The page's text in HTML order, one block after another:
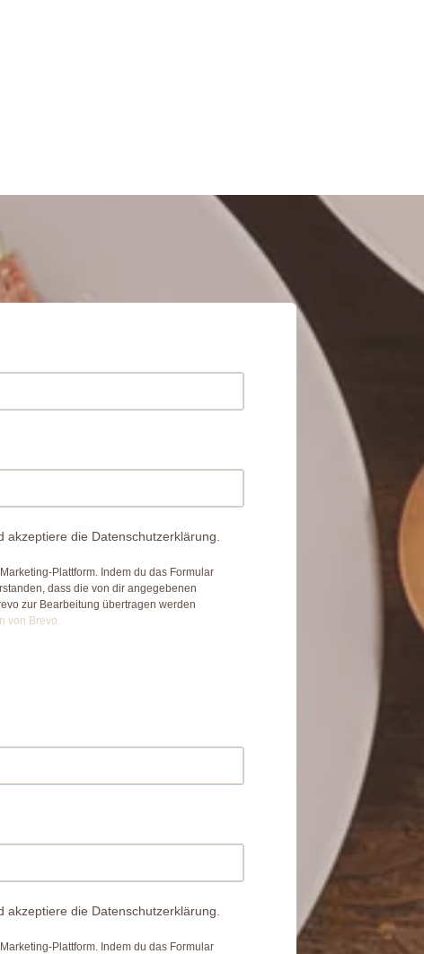
die Datenschutzerklärung.
Plattform. Indem du das Formular
dass die von dir angegebenen
zur Bearbeitung übertragen werden
von Brevo.
die Datenschutzerklärung.
Plattform. Indem du das Formular